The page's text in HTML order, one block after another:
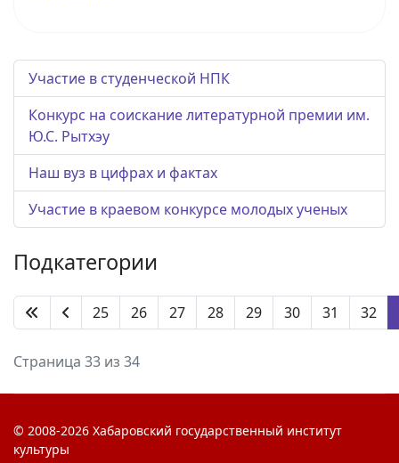
Участие в студенческой НПК
Конкурс на соискание литературной премии им.
Ю.С. Рытхэу
Наш вуз в цифрах и фактах
Участие в краевом конкурсе молодых ученых
Подкатегории
25 26 27 28 29 30 31 32
Страница 33 из 34
© 2008-2026 Хабаровский государственный институт
культуры